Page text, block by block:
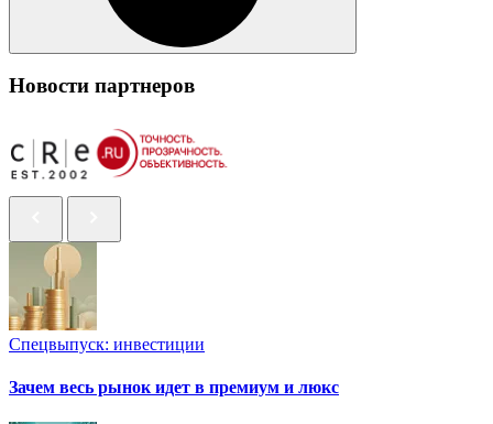
Новости партнеров
Спецвыпуск: инвестиции
Зачем весь рынок идет в премиум и люкс